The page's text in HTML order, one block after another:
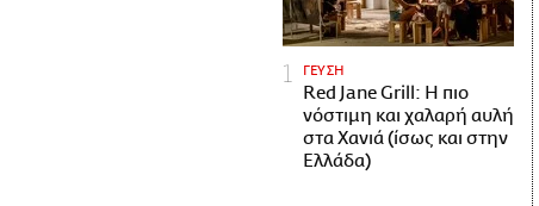
ΓΕΥΣΗ
Red Jane Grill: Η πιο
νόστιμη και χαλαρή αυλή
στα Χανιά (ίσως και στην
Ελλάδα)